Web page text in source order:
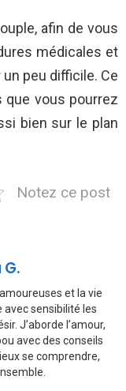
afin de vous
médicales et
peu difficile. Ce
que vous pourrez
bien sur le plan
Notez ce post
et la vie
avec sensibilité les
J’aborde l’amour,
avec des conseils
se comprendre,